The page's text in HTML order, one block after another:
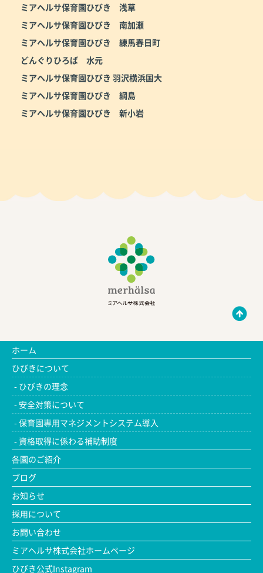
ミアヘルサ保育園ひびき 浅草
ミアヘルサ保育園ひびき 南加瀬
ミアヘルサ保育園ひびき 練馬春日町
どんぐりひろば 水元
ミアヘルサ保育園ひびき 羽沢横浜国大
ミアヘルサ保育園ひびき 綱島
ミアヘルサ保育園ひびき 新小岩
ホーム
ひびきについて
ひびきの理念
安全対策について
保育園専用マネジメントシステム導入
資格取得に係わる補助制度
各園のご紹介
ブログ
お知らせ
採用について
お問い合わせ
ミアヘルサ株式会社ホームページ
ひびき公式Instagram